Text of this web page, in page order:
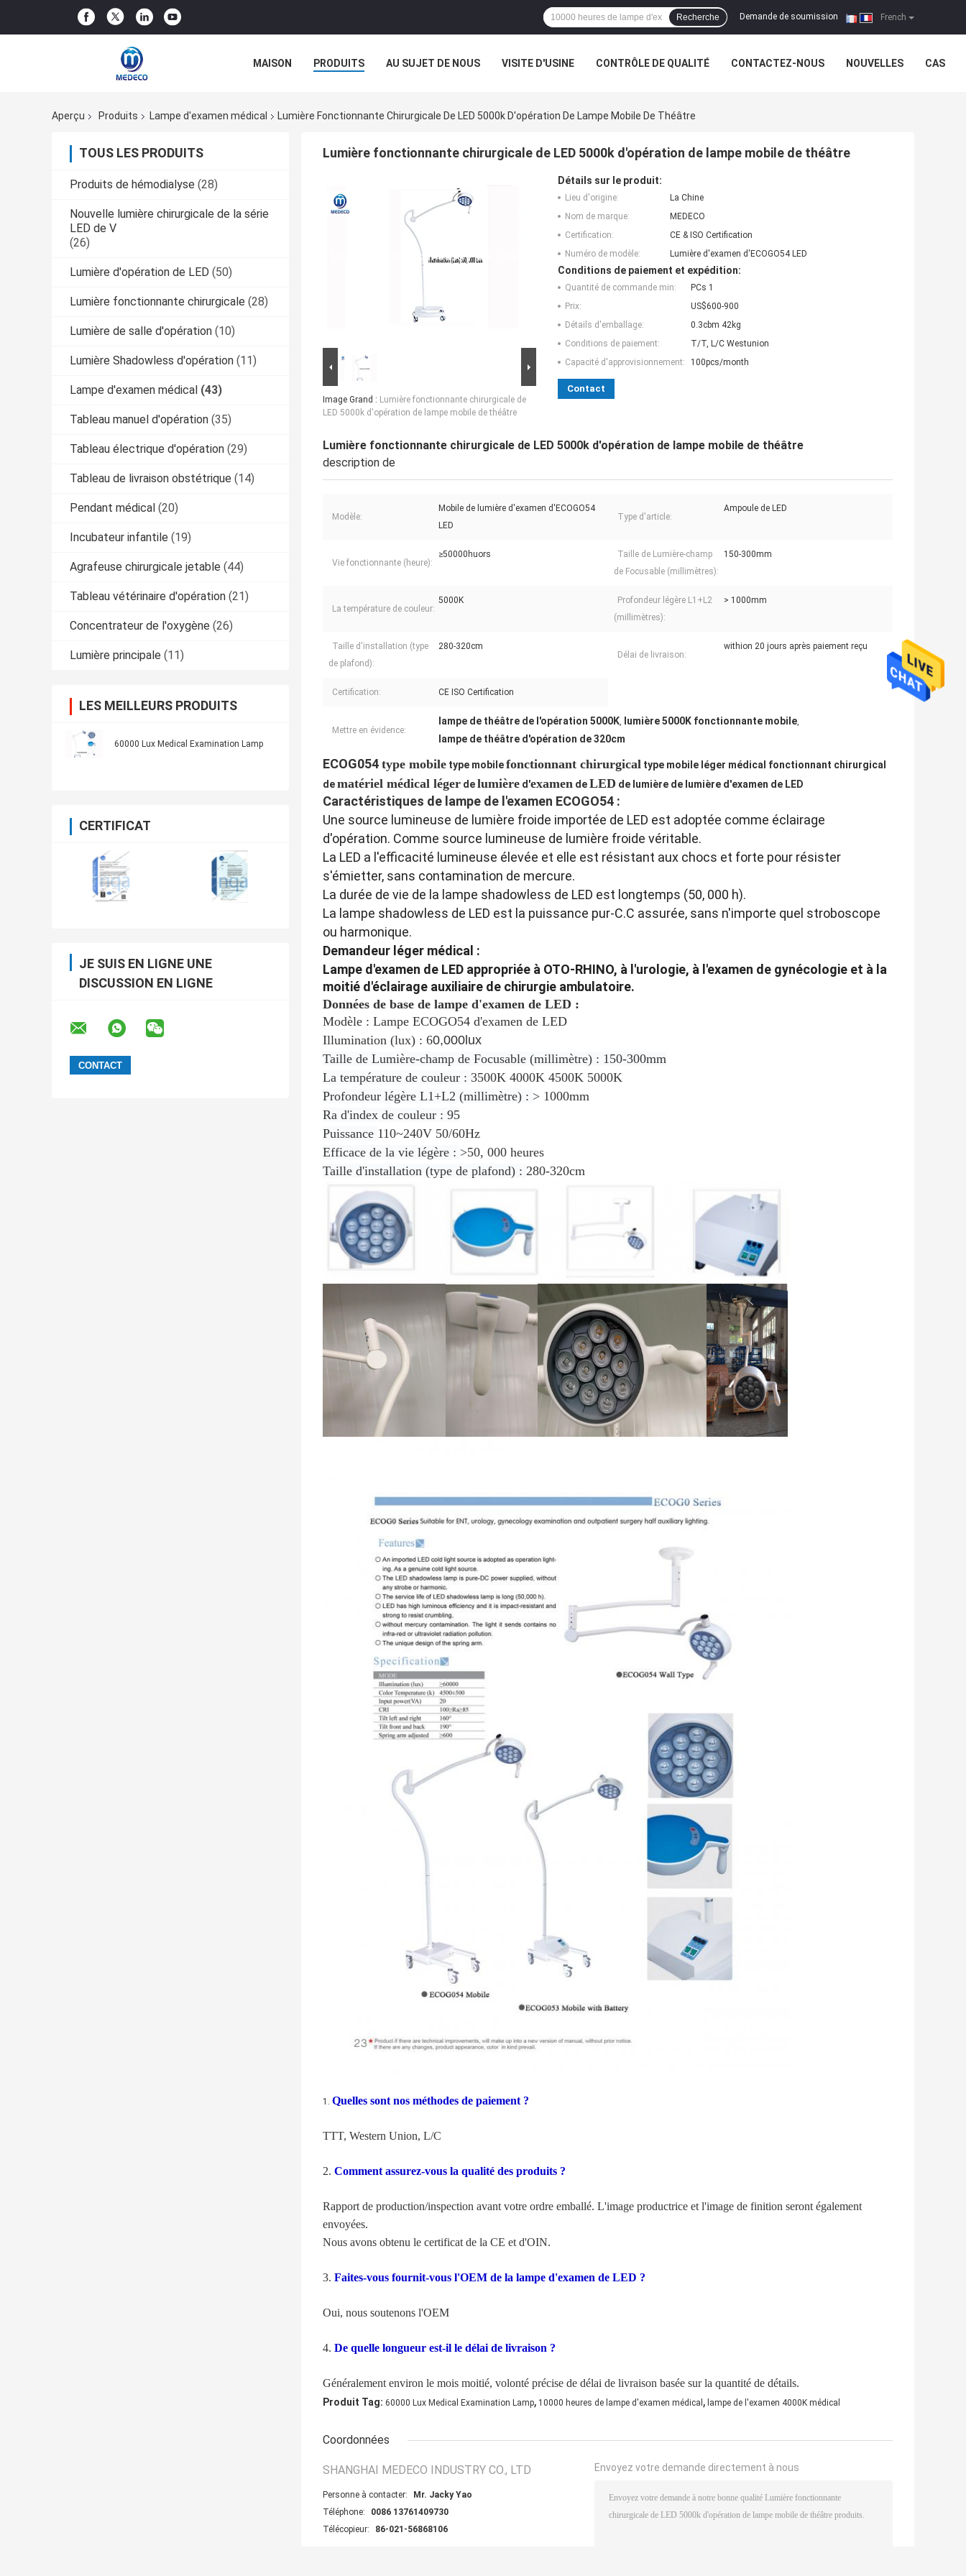
French
Demande de soumission |
Recherche
MAISON PRODUITS AU SUJET DE NOUS VISITE D'USINE CONTRÔLE DE QUALITÉ CONTACTEZ-NOUS NOUVELLES CAS
Aperçu Produits Lampe d'examen médical Lumière Fonctionnante Chirurgicale De LED 5000k D'opération De Lampe Mobile De Théâtre
TOUS LES PRODUITS
Produits de hémodialyse (28)
Nouvelle lumière chirurgicale de la série
LED de V
(26)
Lumière d'opération de LED (50)
Lumière fonctionnante chirurgicale (28)
Lumière de salle d'opération (10)
Lumière Shadowless d'opération (11)
Lampe d'examen médical (43)
Tableau manuel d'opération (35)
Tableau électrique d'opération (29)
Tableau de livraison obstétrique (14)
Pendant médical (20)
Incubateur infantile (19)
Agrafeuse chirurgicale jetable (44)
Tableau vétérinaire d'opération (21)
Concentrateur de l'oxygène (26)
Lumière principale (11)
LES MEILLEURS PRODUITS
60000 Lux Medical Examination Lamp
CERTIFICAT
JE SUIS EN LIGNE UNE
DISCUSSION EN LIGNE
Lumière fonctionnante chirurgicale de LED 5000k d'opération de lampe mobile de théâtre
Image Grand : Lumière fonctionnante chirurgicale de
LED 5000k d'opération de lampe mobile de théâtre
Détails sur le produit:
Lieu d'origine:
La Chine
Nom de marque:
MEDECO
Certification:
CE & ISO Certification
Numéro de modèle:
Lumière d'examen d'ECOGO54 LED
Conditions de paiement et expédition:
Quantité de commande min:
PCs 1
Prix:
US$600-900
Détails d'emballage:
0.3cbm 42kg
Conditions de paiement:
T/T, L/C Westunion
Capacité d'approvisionnement:
100pcs/month
Contact
Lumière fonctionnante chirurgicale de LED 5000k d'opération de lampe mobile de théâtre
description de
Modèle:
Mobile de lumière d'examen d'ECOGO54
LED
Type d'article:
Ampoule de LED
Vie fonctionnante (heure):
≥50000huors
Taille de Lumière-champ
de Focusable (millimètres):
150-300mm
La température de couleur:
5000K
Profondeur légère L1+L2
(millimètres):
> 1000mm
Taille d'installation (type
de plafond):
280-320cm
Délai de livraison:
withion 20 jours après paiement reçu
Certification: CE ISO Certification
Mettre en évidence:
lampe de théâtre de l'opération 5000K, lumière 5000K fonctionnante mobile,
lampe de théâtre d'opération de 320cm
ECOG054 type mobile type mobilefonctionnant chirurgical type mobile léger médical fonctionnant chirurgical
dematériel médical léger delumière d'examen deLED de lumière de lumière d'examen de LED
Caractéristiques de lampe de l'examen ECOGO54 :
Une source lumineuse de lumière froide importée de LED est adoptée comme éclairage
d'opération. Comme source lumineuse de lumière froide véritable.
La LED a l'efficacité lumineuse élevée et elle est résistant aux chocs et forte pour résister
s'émietter, sans contamination de mercure.
La durée de vie de la lampe shadowless de LED est longtemps (50, 000 h).
La lampe shadowless de LED est la puissance pur-C.C assurée, sans n'importe quel stroboscope
ou harmonique.
Demandeur léger médical :
Lampe d'examen de LED appropriée à OTO-RHINO, à l'urologie, à l'examen de gynécologie et à la
moitié d'éclairage auxiliaire de chirurgie ambulatoire.
Données de base de lampe d'examen de LED :
Modèle : Lampe ECOGO54 d'examen de LED
Illumination (lux) : 60,000lux
Taille de Lumière-champ de Focusable (millimètre) : 150-300mm
La température de couleur : 3500K 4000K 4500K 5000K
Profondeur légère L1+L2 (millimètre) : > 1000mm
Ra d'index de couleur : 95
Puissance 110~240V 50/60Hz
Efficace de la vie légère : >50, 000 heures
Taille d'installation (type de plafond) : 280-320cm
1. Quelles sont nos méthodes de paiement ?
TTT, Western Union, L/C
2. Comment assurez-vous la qualité des produits ?
Rapport de production/inspection avant votre ordre emballé. L'image productrice et l'image de finition seront également
envoyées.
Nous avons obtenu le certificat de la CE et d'OIN.
3. Faites-vous fournit-vous l'OEM de la lampe d'examen de LED ?
Oui, nous soutenons l'OEM
4. De quelle longueur est-il le délai de livraison ?
Généralement environ le mois moitié, volonté précise de délai de livraison basée sur la quantité de détails.
Produit Tag: 60000 Lux Medical Examination Lamp, 10000 heures de lampe d'examen médical , lampe de l'examen 4000K médical
Coordonnées
SHANGHAI MEDECO INDUSTRY CO., LTD
Personne à contacter:
Mr. Jacky Yao
Téléphone:
0086 13761409730
Télécopieur:
86-021-56868106
Envoyez votre demande directement à nous